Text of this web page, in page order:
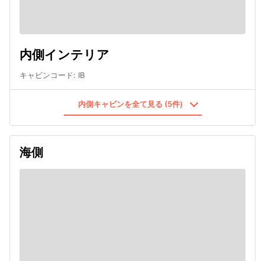
内側インテリア
キャビンコード: IB
内側キャビンを全て見る (5件)
海側